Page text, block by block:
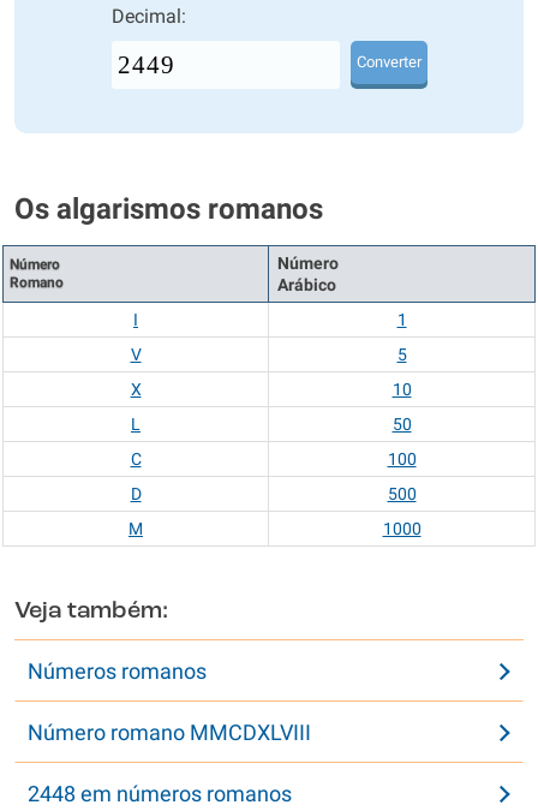
Decimal:
Converter
Os algarismos romanos
Número
Romano
Número
Arábico
I
1
V
5
X
10
L
50
C
100
D
500
M
1000
Veja também:
Números romanos
Número romano MMCDXLVIII
2448 em números romanos